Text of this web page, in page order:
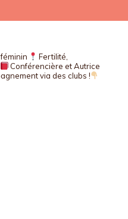
Fertilité,
Conférencière et Autrice
via des clubs !